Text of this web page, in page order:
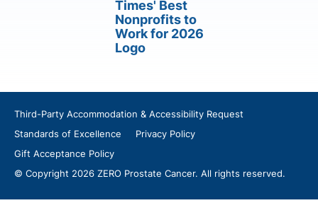
Third-Party Accommodation & Accessibility Request
Standards of Excellence
Privacy Policy
Gift Acceptance Policy
© Copyright 2026 ZERO Prostate Cancer. All rights reserved.